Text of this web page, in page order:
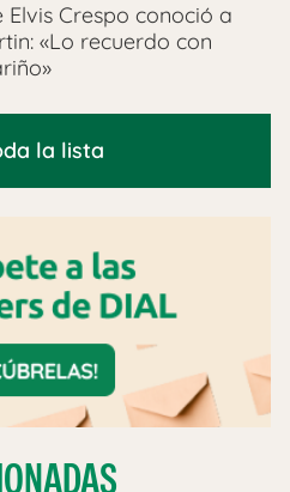
Elvis Crespo conoció a
«Lo recuerdo con
la lista